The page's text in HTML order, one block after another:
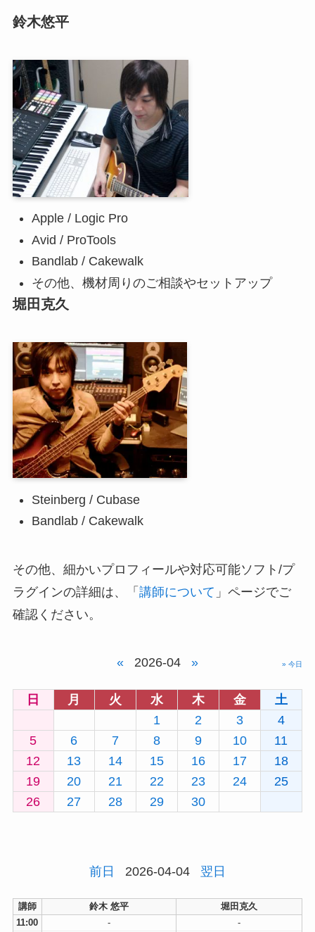
鈴木悠平
Apple / Logic Pro
Avid / ProTools
Bandlab / Cakewalk
その他、機材周りのご相談やセットアップ
堀田克久
Steinberg / Cubase
Bandlab / Cakewalk
その他、細かいプロフィールや対応可能ソフト/プ
ラグインの詳細は、「 講師について 」ページでご
確認ください。
« 2026-04 » » 今日
日 月 火 水 木 金
土
1
2 3
4
5
6 7 8 9 10
11
12
13 14 15 16 17
18
19
20 21 22 23 24
25
26
27 28 29 30
前日 2026-04-04 翌日
講師 鈴木 悠平
堀田克久
11:00
-
-